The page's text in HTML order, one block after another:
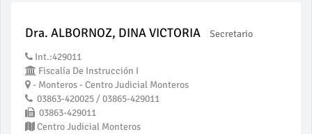
Dra. ALBORNOZ, DINA VICTORIA
Secretario
Int.:429011
Fiscalía De Instrucción I
- Monteros - Centro Judicial Monteros
03863-420025 / 03865-429011
03863-429011
Centro Judicial Monteros